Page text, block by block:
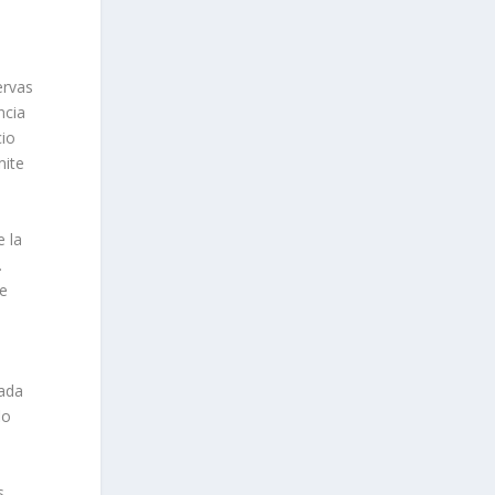
la